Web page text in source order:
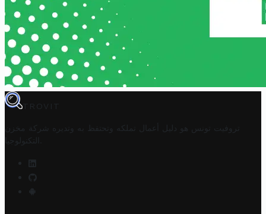
TROVIT
تروفيت تونس هو دليل أعمال تملكه وتحتفظ به وتديره
شركة مخزن
التكنولوجيا